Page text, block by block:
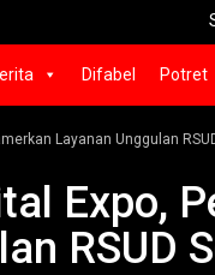
Selesai
Difabel Potret
Layanan Unggulan
Expo,
RSUD